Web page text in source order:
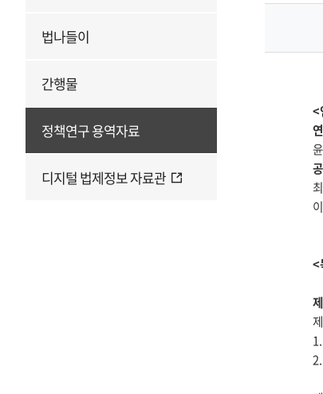
법나들이
간행물
정책연구 용역자료
디지털 법제정보 자료관
<
<